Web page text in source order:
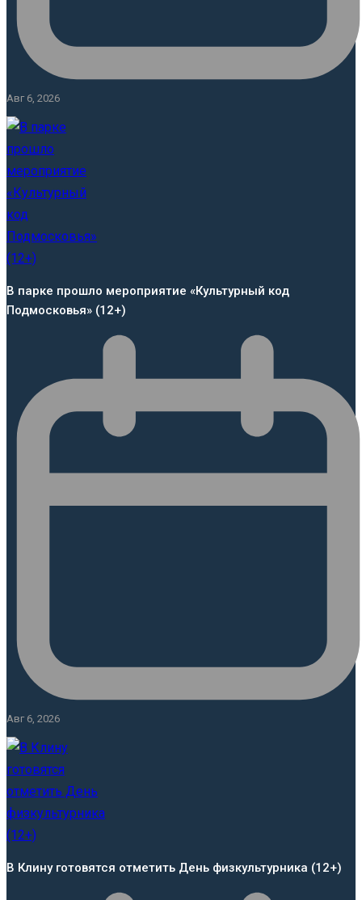
Авг 6, 2026
В парке прошло мероприятие «Культурный код
Подмосковья» (12+)
Авг 6, 2026
В Клину готовятся отметить День физкультурника (12+)